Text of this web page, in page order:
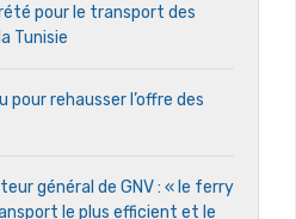
pour le transport des
Tunisie
pour rehausser l’offre des
général de GNV : « le ferry
le plus efficient et le